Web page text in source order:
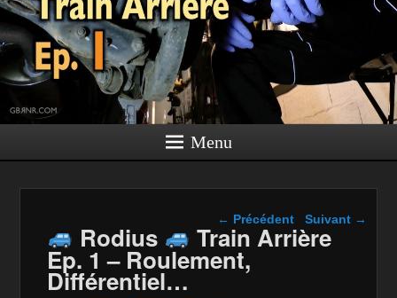
Menu
Navigation dans les
articles
← Précédent Suivant →
Rodius Train Arrière
Ep. 1 – Roulement,
Différentiel…